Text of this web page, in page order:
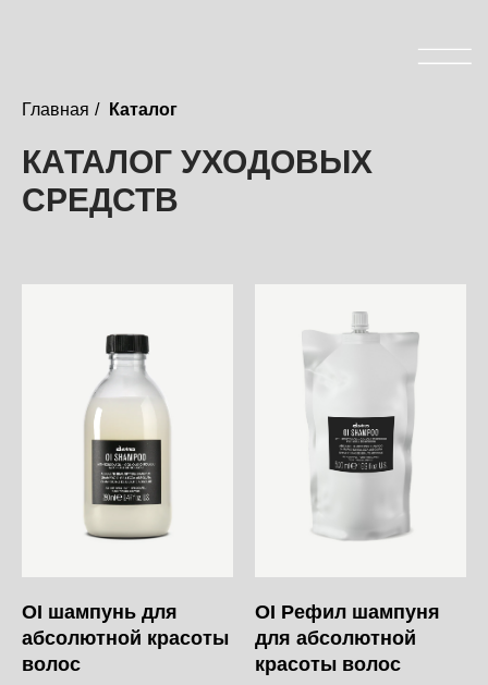
Главная / Каталог
КАТАЛОГ УХОДОВЫХ
СРЕДСТВ
OI шампунь для
абсолютной красоты
волос
OI Рефил шампуня
для абсолютной
красоты волос